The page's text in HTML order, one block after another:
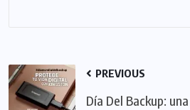
PREVIOUS
Día Del Backup: